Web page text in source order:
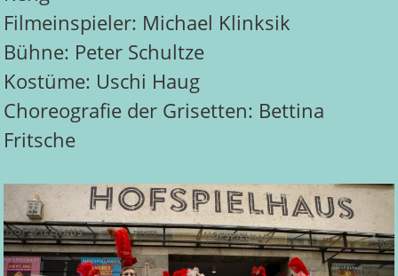
Filmeinspieler: Michael Klinksik
Bühne: Peter Schultze
Kostüme: Uschi Haug
Choreografie der Grisetten: Bettina
Fritsche